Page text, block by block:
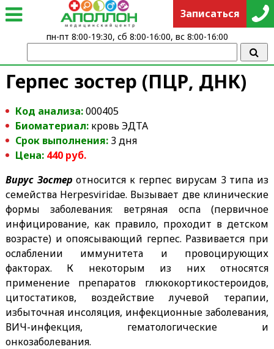
Герпес зостер (ПЦР, ДНК)
Код анализа:000405
Биоматериал: кровь ЭДТА
Срок выполнения: 3 дня
Цена: 440руб.
Вирус Зостер относится к герпес вирусам 3 типа из
семейства Herpesviridae. Вызывает две клинические
формы заболевания: ветряная оспа (первичное
инфицирование, как правило, проходит в детском
возрасте) и опоясывающий герпес. Развивается при
ослаблении иммунитета и провоцирующих
факторах. К некоторым из них относятся
применение препаратов глюкокортикостероидов,
цитостатиков, воздействие лучевой терапии,
избыточная инсоляция, инфекционные заболевания,
ВИЧ-инфекция, гематологические и
онкозаболевания.
Записаться
пн-пт 8:00-19:30, сб 8:00-16:00, вс 8:00-16:00